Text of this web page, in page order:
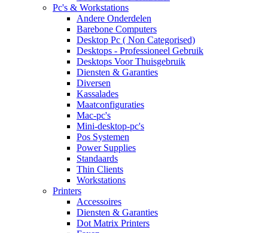
Pc's & Workstations
Andere Onderdelen
Barebone Computers
Desktop Pc ( Non Categorised)
Desktops - Professioneel Gebruik
Desktops Voor Thuisgebruik
Diensten & Garanties
Diversen
Kassalades
Maatconfiguraties
Mac-pc's
Mini-desktop-pc's
Pos Systemen
Power Supplies
Standaards
Thin Clients
Workstations
Printers
Accessoires
Diensten & Garanties
Dot Matrix Printers